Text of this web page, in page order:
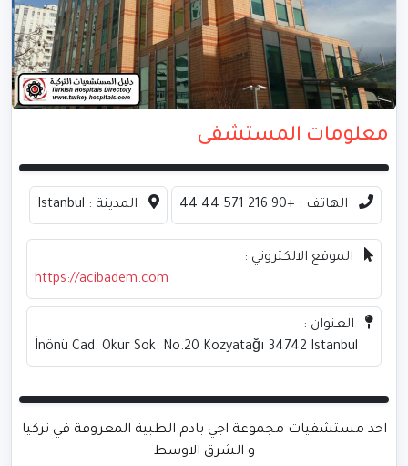
معلومات المستشفى
الهاتف : +90 216 571 44 44 المدينة : Istanbul
الموقع الالكتروني :
https://acibadem.com
العنوان :
İnönü Cad. Okur Sok. No.20 Kozyatağı 34742 Istanbul
احد مستشفيات مجموعة اجي بادم الطبية المعروفة في تركيا
و الشرق الاوسط